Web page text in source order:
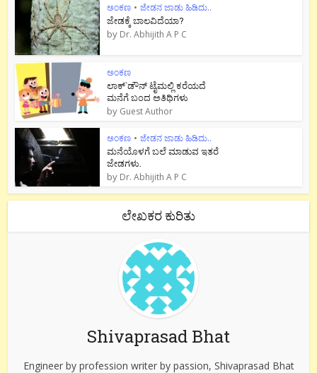
ಅಂಕಣ • ಜೇಡನ ಜಾಡು ಹಿಡಿದು..
ಜೇಡಕ್ಕೆ ಬಾಲವಿದೆಯಾ?
by Dr. Abhijith A P C
ಅಂಕಣ
ಲಾಕ್`ಡೌನ್ ಟೈಮಲ್ಲಿ ಕರೆಯದೆ
ಮನೆಗೆ ಬಂದ ಅತಿಥಿಗಳು
by Guest Author
ಅಂಕಣ • ಜೇಡನ ಜಾಡು ಹಿಡಿದು..
ಮನೆಯೊಳಗೆ ಬಲೆ ಮಾಡುವ ಇತರೆ
ಜೇಡಗಳು.
by Dr. Abhijith A P C
ಲೇಖಕರ ಕುರಿತು
Shivaprasad Bhat
Engineer by profession writer by passion, Shivaprasad Bhat